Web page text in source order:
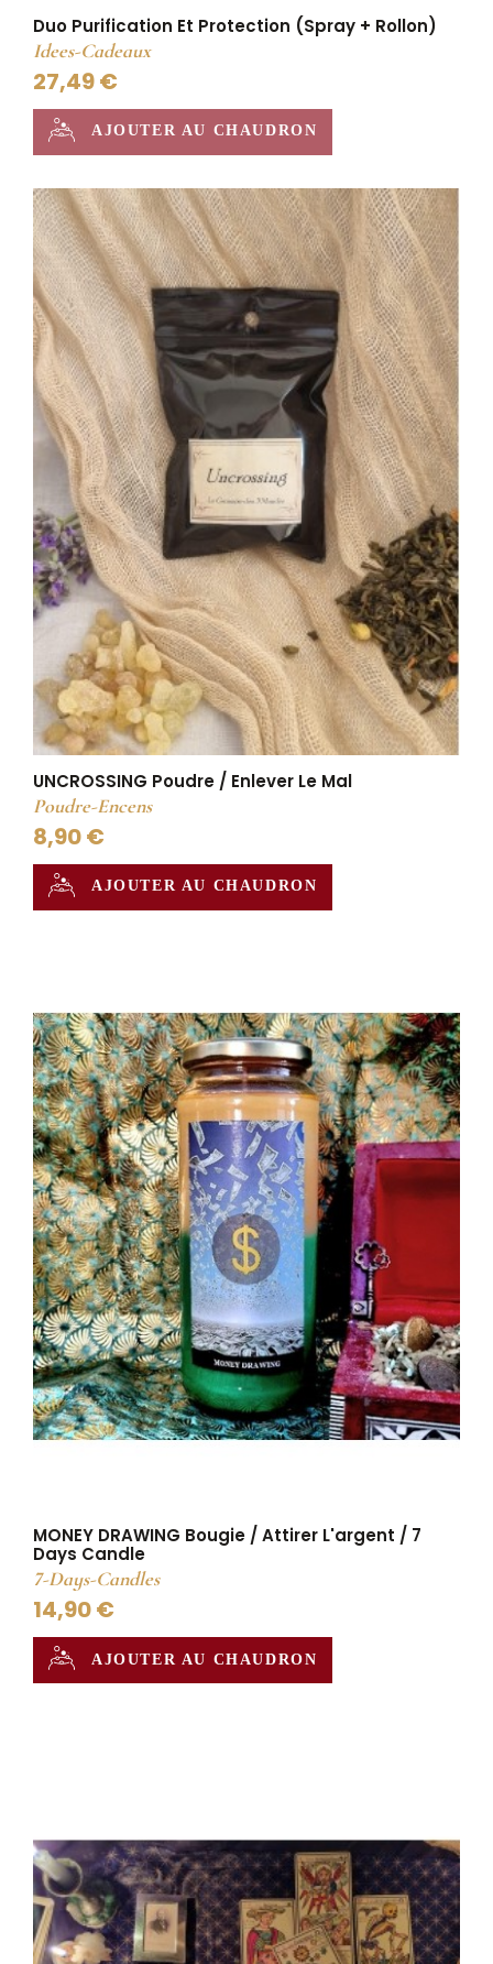
Duo Purification Et Protection (Spray + Rollon)
Idees-Cadeaux
27,49 €
AJOUTER AU CHAUDRON
UNCROSSING Poudre / Enlever Le Mal
Poudre-Encens
8,90 €
AJOUTER AU CHAUDRON
MONEY DRAWING Bougie / Attirer L'argent / 7
Days Candle
7-Days-Candles
14,90 €
AJOUTER AU CHAUDRON